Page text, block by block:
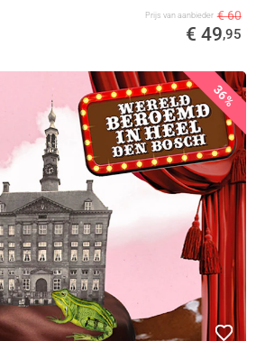
Prijs van aanbieder € 60
€ 49,95
36%